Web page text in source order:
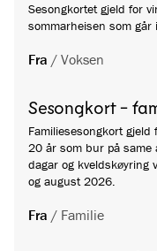
Sesongkortet gjeld for
sommarheisen som
Fra / Voksen
Sesongkort -
Familiesesongkort
20 år som bur på same
dagar og
og august 2026.
Fra / Familie